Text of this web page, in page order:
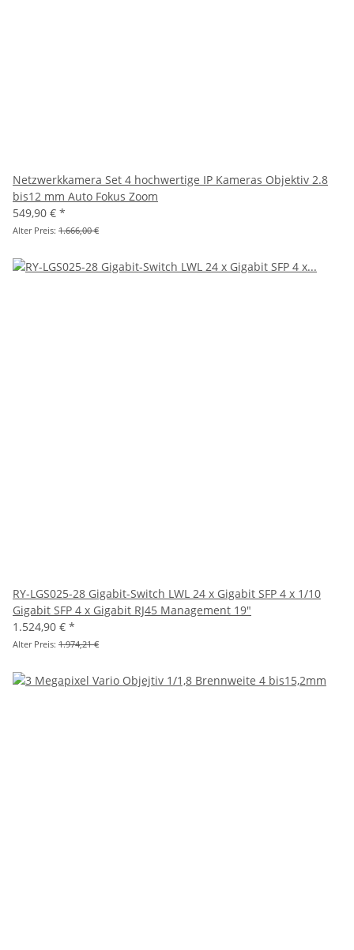
Netzwerkkamera Set 4 hochwertige IP Kameras Objektiv 2.8
bis12 mm Auto Fokus Zoom
549,90 € *
Alter Preis: 1.666,00 €
RY-LGS025-28 Gigabit-Switch LWL 24 x Gigabit SFP 4 x 1/10
Gigabit SFP 4 x Gigabit RJ45 Management 19"
1.524,90 € *
Alter Preis: 1.974,21 €